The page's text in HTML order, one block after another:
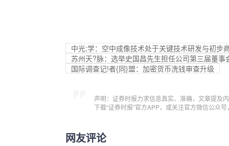
中光;学：空中成像技术处于关键技术研发与初步
苏州天?脉：选举史国昌先生担任公司第三届董事
国际调查记!者{同}盟：加密货币洗钱审查升级
声明：证券时报力求信息真实、准确，文章提及
下载“证券时报”官方APP，或关注官方微信公众
网友评论